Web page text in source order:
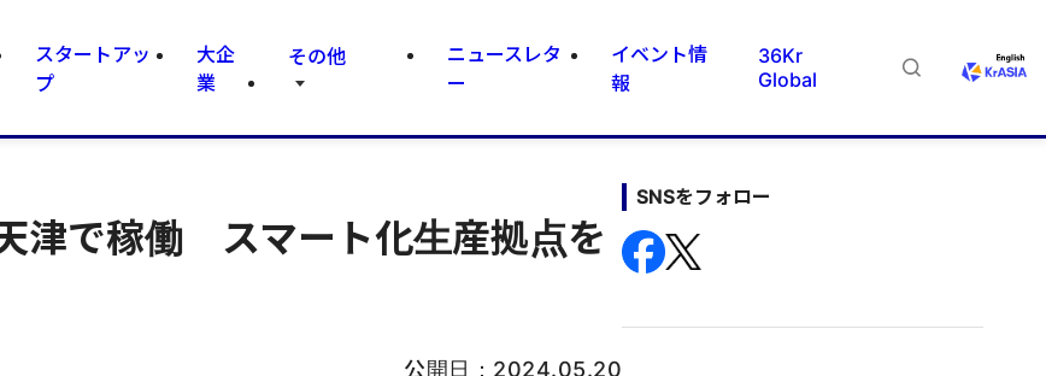
スタートアッ
プ
大企
業
その他
ニュースレタ
ー
イベント情
報
36Kr
Global
津で稼働 スマート化生産拠点を
公開日： 2024.05.20
SNSをフォロー